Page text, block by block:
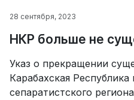
28 сентября, 2023
НКР больше не
Указ о прекращении
Карабахская Республика
сепаратистского